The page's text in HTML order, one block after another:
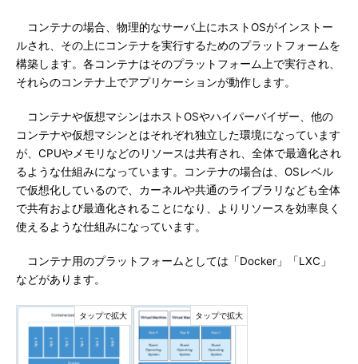
コンテナの場合、物理的なサーバ上にホストOSがインストー
ルされ、その上にコンテナを実行するためのプラットフォームを
構築します。各コンテナはそのプラットフォーム上で実行され、
それらのコンテナ上でアプリケーションが動作します。
コンテナや仮想マシンはホストOSやハイパーバイザー、他の
コンテナや仮想マシンとはそれぞれ独立した環境になっています
が、CPUやメモリなどのリソースは共有され、全体で最適化され
るような仕組みになっています。コンテナの場合は、OSレベル
で仮想化しているので、カーネルや共通のライブラリなども全体
で共有および最適化されることになり、よりリソースを効率良く
使えるような仕組みになっています。
コンテナ用のプラットフォームとしては「Docker」「LXC」
などがあります。